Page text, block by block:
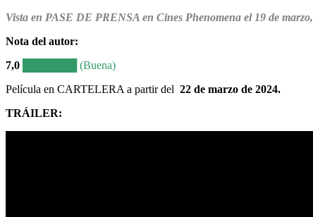
Vista en PASE DE PRENSA en Cines Phenomena el 19 de
Nota del autor:
7,0 ███████ (Buena)
Película en CARTELERA a partir del 22 de marzo de 2024.
TRÁILER: